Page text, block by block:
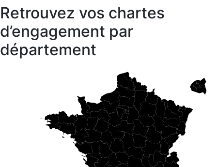
Retrouvez vos chartes
d’engagement par
département